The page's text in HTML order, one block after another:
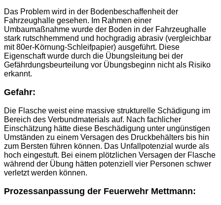
Das Problem wird in der Bodenbeschaffenheit der
Fahrzeughalle gesehen. Im Rahmen einer
Umbaumaßnahme wurde der Boden in der Fahrzeughalle
stark rutschhemmend und hochgradig abrasiv (vergleichbar
mit 80er-Körnung-Schleifpapier) ausgeführt. Diese
Eigenschaft wurde durch die Übungsleitung bei der
Gefährdungsbeurteilung vor Übungsbeginn nicht als Risiko
erkannt.
Gefahr:
Die Flasche weist eine massive strukturelle Schädigung im
Bereich des Verbundmaterials auf. Nach fachlicher
Einschätzung hätte diese Beschädigung unter ungünstigen
Umständen zu einem Versagen des Druckbehälters bis hin
zum Bersten führen können. Das Unfallpotenzial wurde als
hoch eingestuft. Bei einem plötzlichen Versagen der Flasche
während der Übung hätten potenziell vier Personen schwer
verletzt werden können.
Prozessanpassung der Feuerwehr Mettmann: